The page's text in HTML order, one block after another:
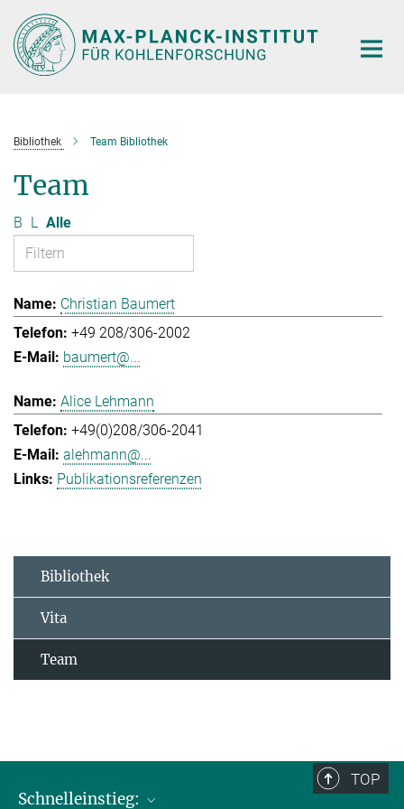
Hauptinhalt
Bibliothek Team Bibliothek
Team
B L Alle
Christian Baumert
+49 208/306-2002
baumert@...
Alice Lehmann
+49(0)208/306-2041
alehmann@...
Publikationsreferenzen
Bibliothek
Vita
Team
TOP
Schnelleinstieg: